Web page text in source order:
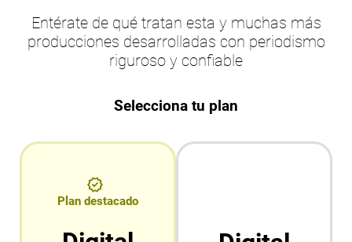
Entérate de qué tratan esta y muchas más
producciones desarrolladas con periodismo
riguroso y confiable
Selecciona tu plan
Plan destacado